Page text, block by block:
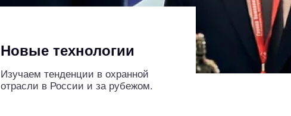
Новые технологии
Изучаем тенденции в охранной
отрасли в России и за рубежом.